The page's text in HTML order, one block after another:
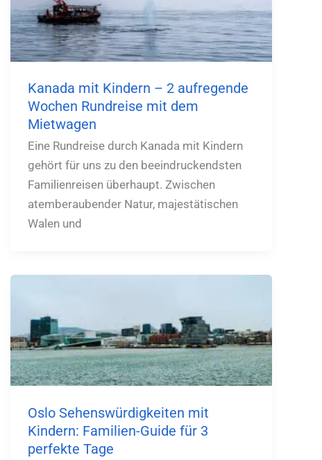
Kanada mit Kindern – 2 aufregende
Wochen Rundreise mit dem
Mietwagen
Eine Rundreise durch Kanada mit Kindern
gehört für uns zu den beeindruckendsten
Familienreisen überhaupt. Zwischen
atemberaubender Natur, majestätischen
Walen und
Oslo Sehenswürdigkeiten mit
Kindern: Familien-Guide für 3
perfekte Tage